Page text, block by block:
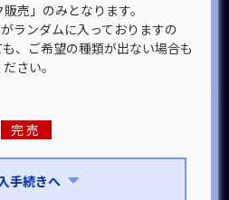
売」のみとなります。
ランダムに入っておりますの
、ご希望の種類が出ない場合も
さい。
完売
手続きへ